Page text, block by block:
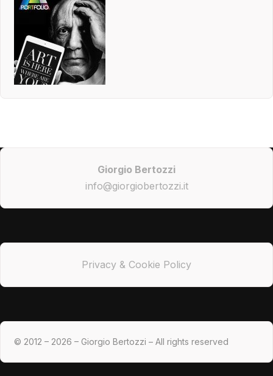
Giorgio Bertozzi
info@giorgiobertozzi.it
Privacy & Cookie Policy
© 2012 – 2026 – Giorgio Bertozzi – All rights reserved